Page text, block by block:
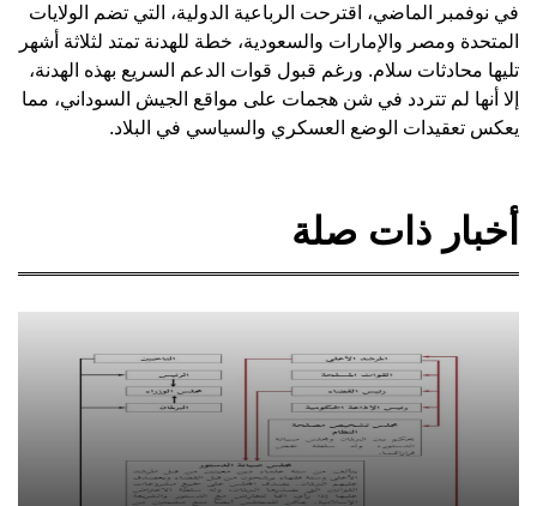
في نوفمبر الماضي، اقترحت الرباعية الدولية، التي تضم الولايات
المتحدة ومصر والإمارات والسعودية، خطة للهدنة تمتد لثلاثة أشهر
تليها محادثات سلام. ورغم قبول قوات الدعم السريع بهذه الهدنة،
إلا أنها لم تتردد في شن هجمات على مواقع الجيش السوداني، مما
يعكس تعقيدات الوضع العسكري والسياسي في البلاد.
أخبار ذات صلة